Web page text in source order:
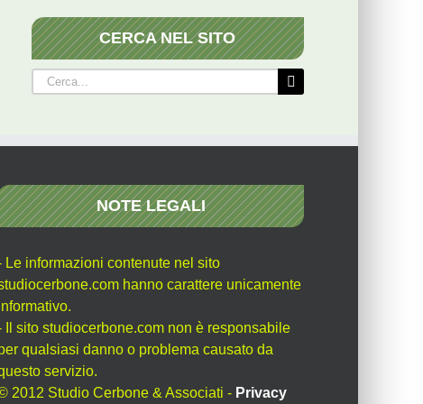
CERCA NEL SITO
Cerca
per:
NOTE LEGALI
Le informazioni contenute nel sito
hanno carattere unicamente
Il sito studiocerbone.com non è responsabile
qualsiasi danno o problema causato da
servizio.
2012 Studio Cerbone & Associati - Privacy